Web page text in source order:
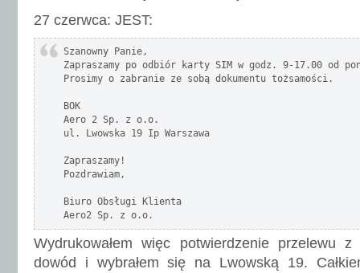
27 czerwca: JEST:
Szanowny Panie,
Zapraszamy po odbiór karty SIM w godz. 9-17.00 od
Prosimy o zabranie ze sobą dokumentu tożsamości.
BOK
Aero 2 Sp. z o.o.
ul. Lwowska 19 Ip Warszawa
Zapraszamy!
Pozdrawiam,
Biuro Obsługi Klienta
Aero2 Sp. z o.o.
Wydrukowałem więc potwierdzenie przelewu z
dowód i wybrałem się na Lwowską 19.